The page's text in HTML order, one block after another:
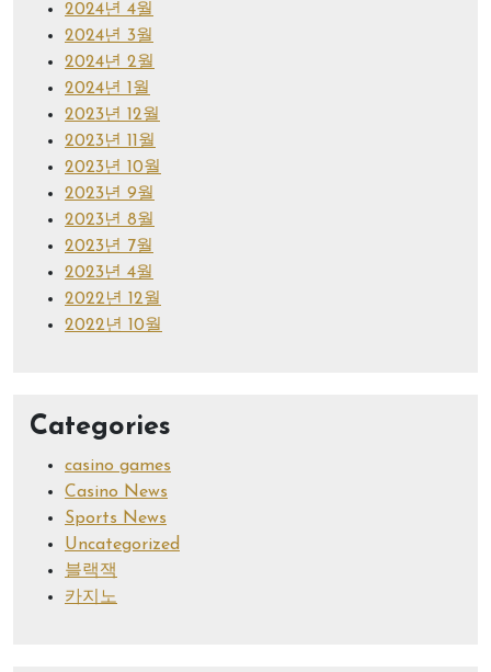
2024년 4월
2024년 3월
2024년 2월
2024년 1월
2023년 12월
2023년 11월
2023년 10월
2023년 9월
2023년 8월
2023년 7월
2023년 4월
2022년 12월
2022년 10월
Categories
casino games
Casino News
Sports News
Uncategorized
블랙잭
카지노